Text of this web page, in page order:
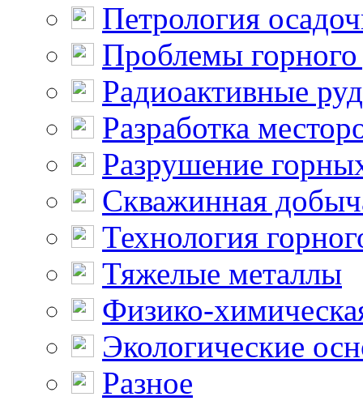
Петрология
Проблемы горного
Радиоактивные
Разработка
Разрушение
Скважинная
Технология
Тяжелые металлы
Физико-
Экологические
Разное